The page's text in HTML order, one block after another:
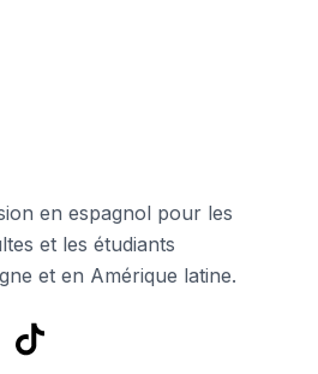
en espagnol pour les
et les étudiants
et en Amérique latine.